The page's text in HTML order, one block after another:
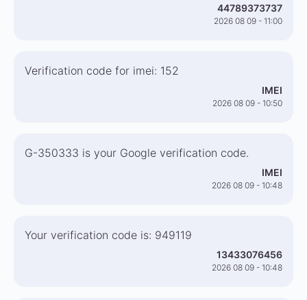
44789373737
2026 08 09 - 11:00
Verification code for imei: 152
IMEI
2026 08 09 - 10:50
G-350333 is your Google verification code.
IMEI
2026 08 09 - 10:48
Your verification code is: 949119
13433076456
2026 08 09 - 10:48